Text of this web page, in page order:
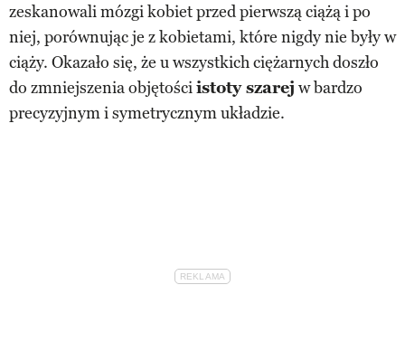
zeskanowali mózgi kobiet przed pierwszą ciążą i po
niej, porównując je z kobietami, które nigdy nie były w
ciąży. Okazało się, że u wszystkich ciężarnych doszło
do zmniejszenia objętościistoty szarej w bardzo
precyzyjnym i symetrycznym układzie.